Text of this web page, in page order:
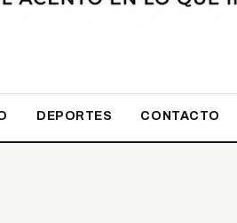
DEPORTES CONTACTO